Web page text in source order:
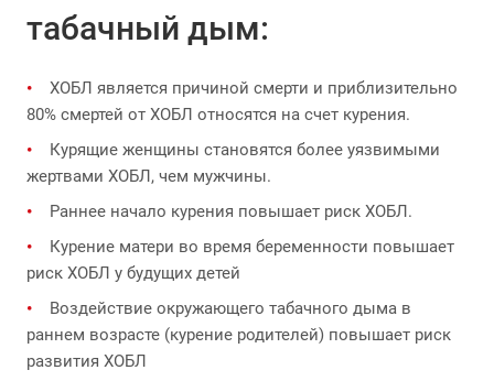
табачный дым:
ХОБЛ является причиной смерти и приблизительно
80% смертей от ХОБЛ относятся на счет курения.
Курящие женщины становятся более уязвимыми
жертвами ХОБЛ, чем мужчины.
Раннее начало курения повышает риск ХОБЛ.
Курение матери во время беременности повышает
риск ХОБЛ у будущих детей
Воздействие окружающего табачного дыма в
раннем возрасте (курение родителей) повышает риск
развития ХОБЛ